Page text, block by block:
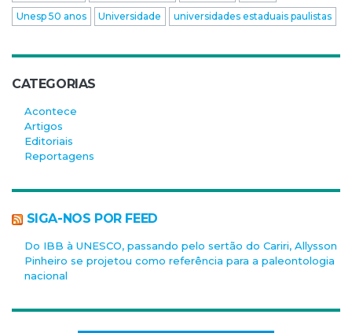
Unesp 50 anos
Universidade universidades estaduais paulistas
CATEGORIAS
Acontece
Artigos
Editoriais
Reportagens
SIGA-NOS POR FEED
Do IBB à UNESCO, passando pelo sertão do Cariri, Allysson
Pinheiro se projetou como referência para a paleontologia
nacional